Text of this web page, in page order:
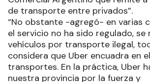
de transporte entre privados”.
“No obstante -agregó- en varias
el servicio no ha sido regulado, se
vehículos por transporte ilegal,
considera que Uber encuadra en
transportes. En la práctica, Uber
nuestra provincia por la fuerza y